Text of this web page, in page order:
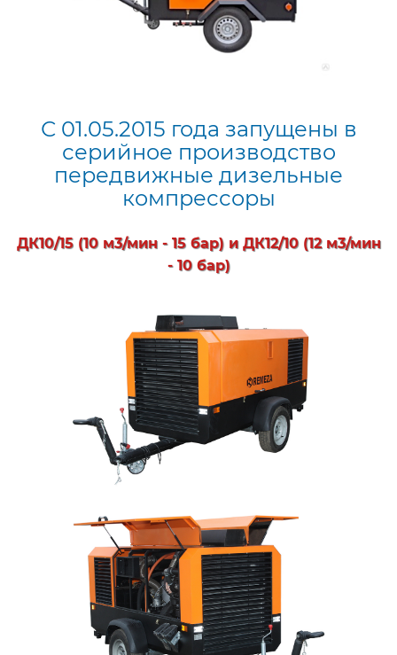
С 01.05.2015 года запущены в
серийное производство
передвижные дизельные
компрессоры
ДК10/15 (10 м3/мин - 15 бар) и ДК12/10 (12 м3/мин
- 10 бар)